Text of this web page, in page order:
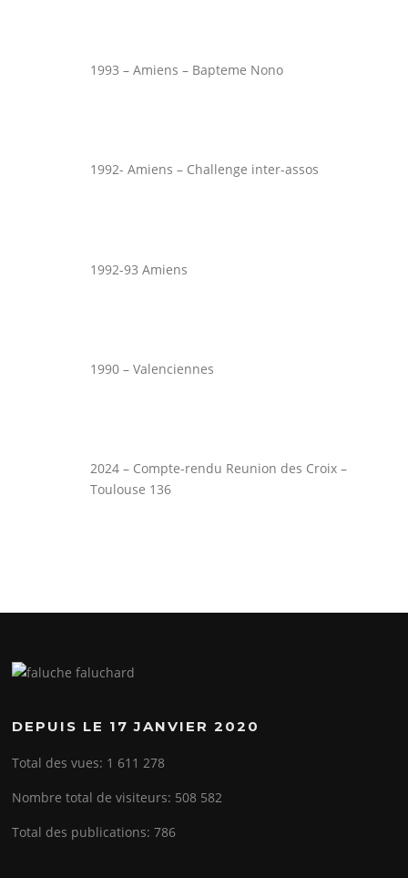
1993 – Amiens – Bapteme Nono
1992- Amiens – Challenge inter-assos
1992-93 Amiens
1990 – Valenciennes
2024 – Compte-rendu Reunion des Croix –
Toulouse 136
DEPUIS LE 17 JANVIER 2020
Total des vues: 1 611 278
Nombre total de visiteurs: 508 582
Total des publications:786